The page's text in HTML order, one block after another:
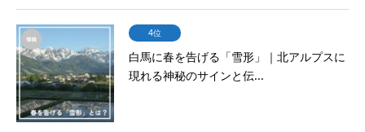
4位
白馬に春を告げる「雪形」｜北アルプスに
現れる神秘のサインと伝...